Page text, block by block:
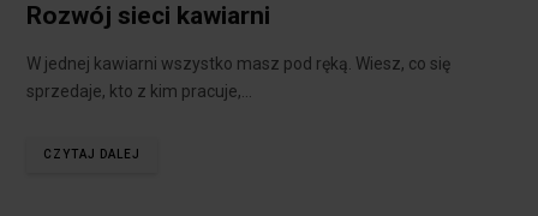
Rozwój sieci kawiarni
W jednej kawiarni wszystko masz pod ręką. Wiesz, co się
sprzedaje, kto z kim pracuje,…
CZYTAJ DALEJ